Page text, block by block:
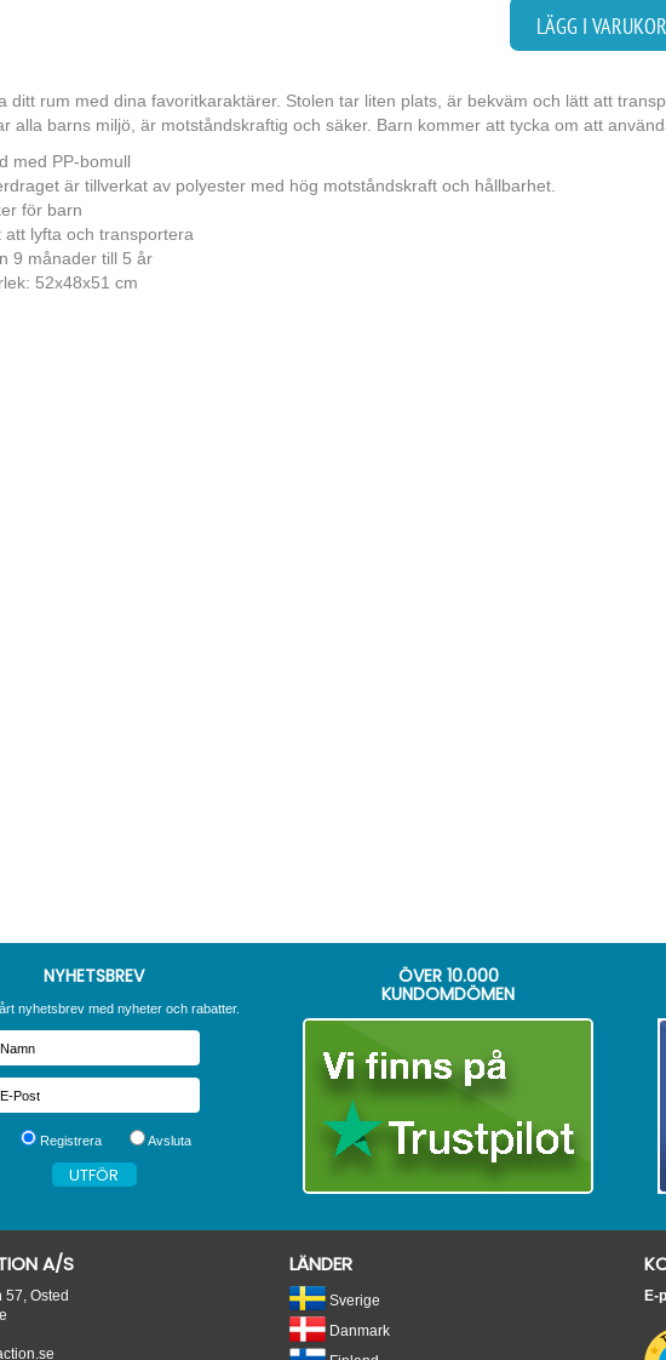
LÄGG I
ditt rum med dina favoritkaraktärer. Stolen tar liten plats, är bekväm och lätt att
alla barns miljö, är motståndskraftig och säker. Barn kommer att tycka om att
med PP-bomull
är tillverkat av polyester med hög motståndskraft och hållbarhet.
för barn
att lyfta och transportera
9 månader till 5 år
52x48x51 cm
NYHETSBREV
nyhetsbrev med nyheter och rabatter.
Registrera Avsluta
ÖVER 10.000
KUNDOMDÖMEN
A/S
57, Osted
LÄNDER
Sverige
Danmark
E-